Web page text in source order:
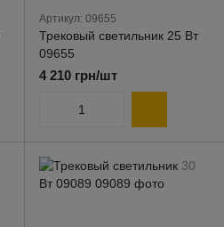
Артикул: 09655
Трековый светильник 25 Вт
09655
4 210 грн/шт